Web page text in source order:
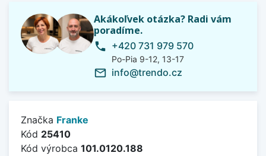
Akákoľvek otázka? Radi vám
poradíme.
phone +420 731 979 570
Po-Pia 9-12, 13-17
mail_outline info@trendo.cz
Značka Franke
Kód 25410
Kód výrobca 101.0120.188